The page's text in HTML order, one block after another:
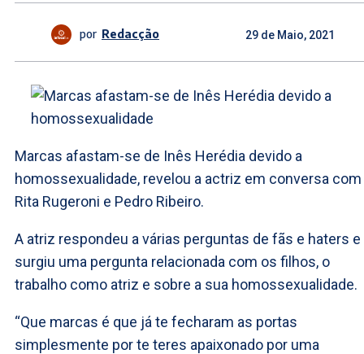
por Redacção 29 de Maio, 2021
Marcas afastam-se de Inês Herédia devido a
homossexualidade, revelou a actriz em conversa com
Rita Rugeroni e Pedro Ribeiro.
A atriz respondeu a várias perguntas de fãs e haters e
surgiu uma pergunta relacionada com os filhos, o
trabalho como atriz e sobre a sua homossexualidade.
“Que marcas é que já te fecharam as portas
simplesmente por te teres apaixonado por uma